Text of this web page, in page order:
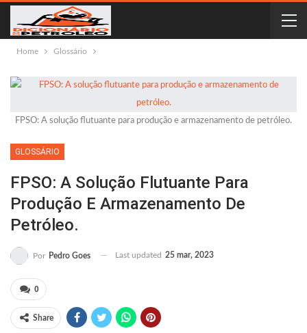
Home Glossário
FPSO: A solução flutuante para produção e armazenamento de petróleo.
GLOSSÁRIO
FPSO: A Solução Flutuante Para
Produção E Armazenamento De
Petróleo.
Por Pedro Goes Last updated 25 mar, 2023
0
Share